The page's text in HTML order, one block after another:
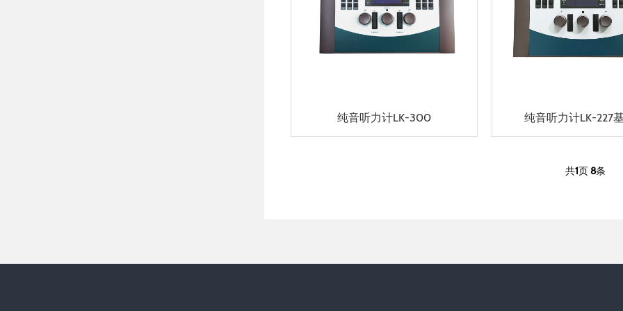
纯音听力计LK-300 纯音听力计LK-227
共1页8条